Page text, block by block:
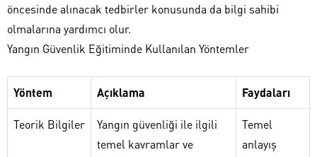
öncesinde alınacak tedbirler konusunda da bilgi sahibi
olmalarına yardımcı olur.
Yangın Güvenlik Eğitiminde Kullanılan Yöntemler
Yöntem Açıklama Faydaları
Teorik Bilgiler
Yangın güvenliği ile ilgili
temel kavramlar ve
Temel
anlayış